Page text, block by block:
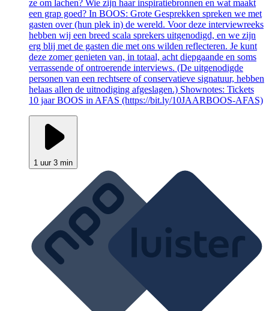
ze om lachen? Wie zijn haar inspiratiebronnen en wat maakt
een grap goed? In BOOS: Grote Gesprekken spreken we met
gasten over (hun plek in) de wereld. Voor deze interviewreeks
hebben wij een breed scala sprekers uitgenodigd, en we zijn
erg blij met de gasten die met ons wilden reflecteren. Je kunt
deze zomer genieten van, in totaal, acht diepgaande en soms
verrassende of ontroerende interviews. (De uitgenodigde
personen van een rechtsere of conservatieve signatuur, hebben
helaas allen de uitnodiging afgeslagen.) Shownotes: Tickets
10 jaar BOOS in AFAS (https://bit.ly/10JAARBOOS-AFAS)
1 uur 3 min